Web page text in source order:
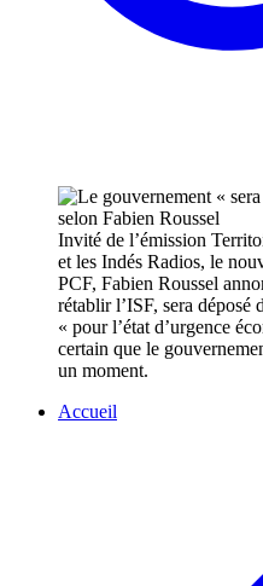
Invité de l’émission
et les Indés Radios, le
PCF, Fabien Roussel
rétablir l’ISF, sera déposé
« pour l’état d’urgence
certain que le
un moment.
Accueil